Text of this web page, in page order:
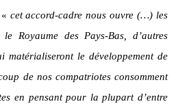
cet accord-cadre nous ouvre (…) les
Royaume des Pays-Bas, d’autres
matérialiseront le développement de
de nos compatriotes consomment
en pensant pour la plupart d’entre